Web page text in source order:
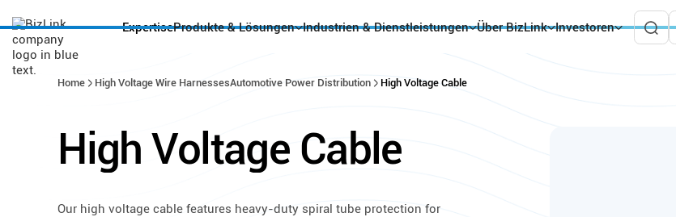
ExpertiseProdukte & Lösungen Industrien & Dienstleistungen Über BizLink Investoren
Home High Voltage Wire HarnessesAutomotive Power Distribution High Voltage Cable
High Voltage Cable
Our high voltage cable features heavy-duty spiral tube protection for